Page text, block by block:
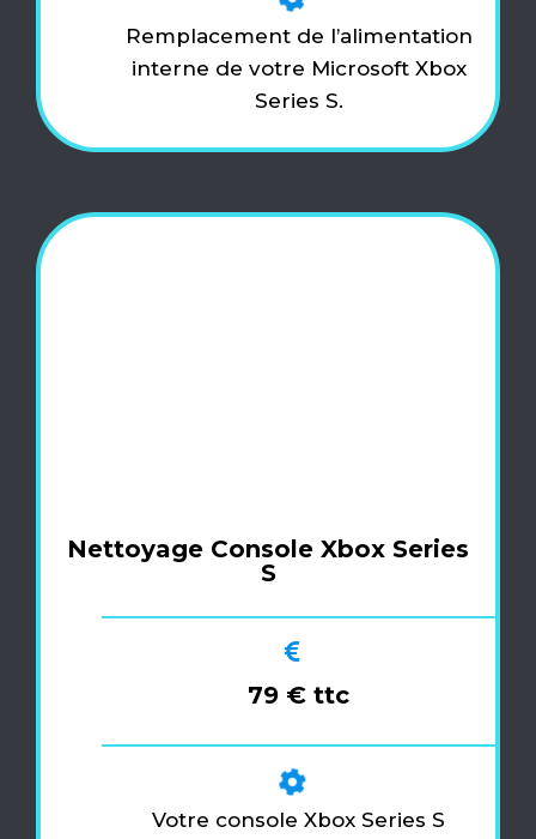
Remplacement de l’alimentation
interne de votre Microsoft Xbox
Series S.
Nettoyage Console Xbox Series
S
79 € ttc
Votre console Xbox Series S